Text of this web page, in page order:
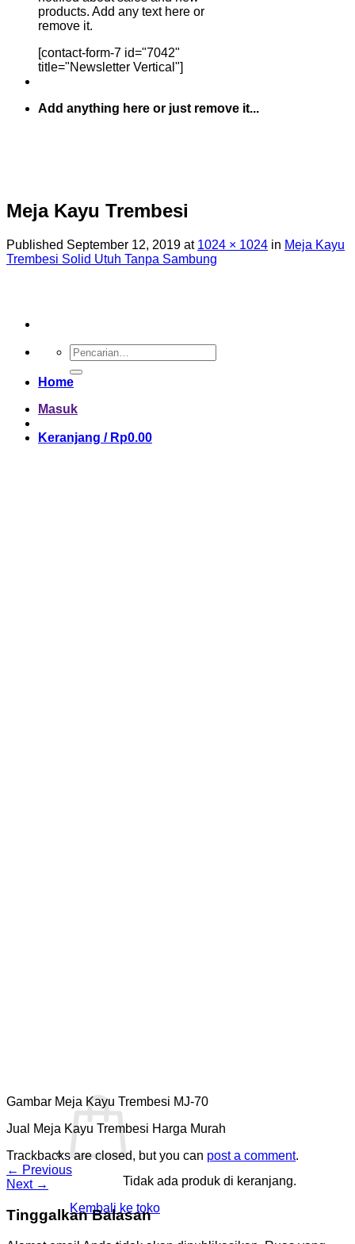
products. Add any text here or
remove it.
[contact-form-7 id="7042"
title="Newsletter Vertical"]
Add anything here or just remove it...
Pencarian
untuk:
Home
Masuk
Keranjang / Rp0.00
Tidak ada produk di keranjang.
Kembali ke toko
Meja Kayu Trembesi
Published September 12, 2019 at 1024 × 1024 in Meja Kayu
Trembesi Solid Utuh Tanpa Sambung
Gambar Meja Kayu Trembesi MJ-70
Jual Meja Kayu Trembesi Harga Murah
Trackbacks are closed, but you can post a comment.
← Previous
Next →
Tinggalkan Balasan